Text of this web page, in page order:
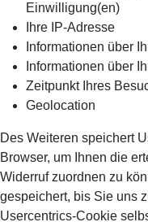
Einwilligung(en)
Ihre IP-Adresse
Informationen über
Informationen über
Zeitpunkt Ihres
Geolocation
Des Weiteren speichert
Browser, um Ihnen die
Widerruf zuordnen zu
gespeichert, bis Sie uns
Usercentrics-Cookie